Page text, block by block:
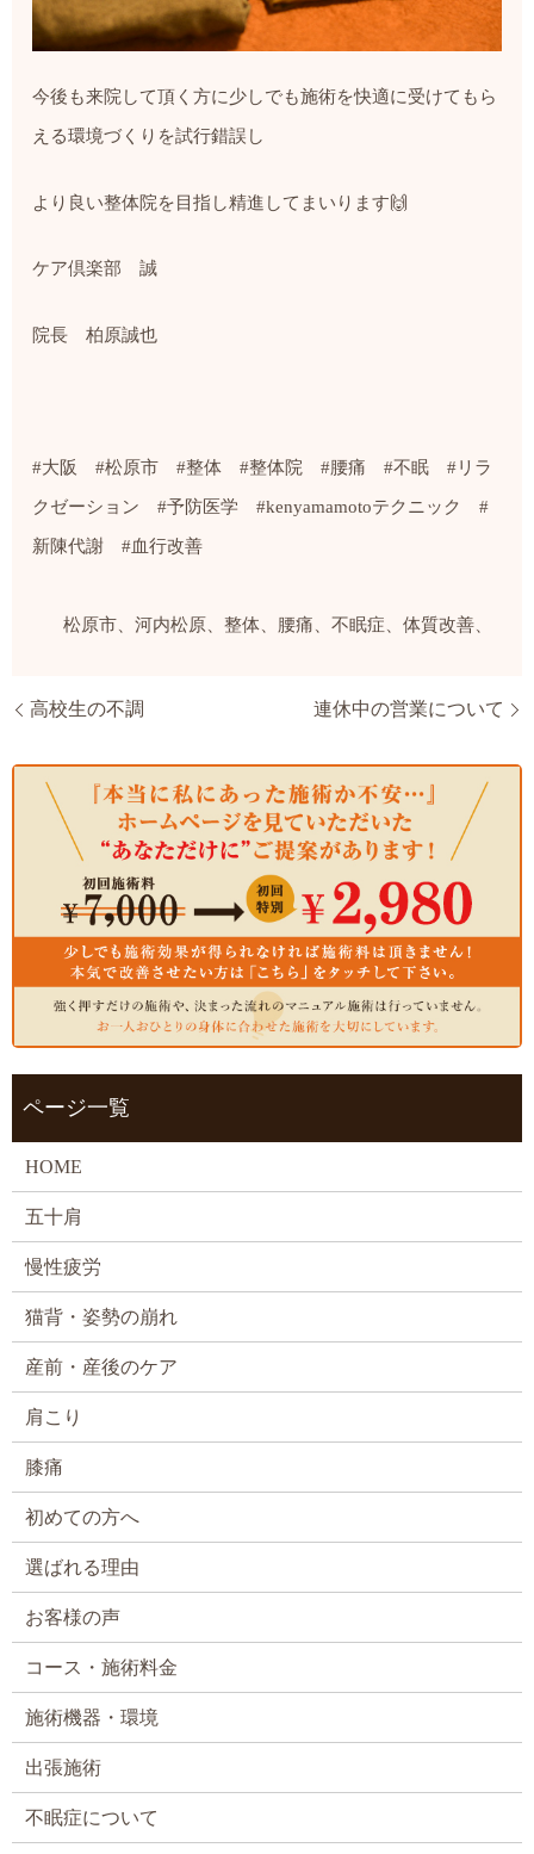
今後も来院して頂く方に少しでも施術を快適に受けてもら
える環境づくりを試行錯誤し
より良い整体院を目指し精進してまいります🙌
ケア倶楽部 誠
院長 柏原誠也
‪#大阪#松原市#整体#整体院#腰痛#不眠#リラ
クゼーション#予防医学#kenyamamotoテクニック#
新陳代謝#血行改善
松原市、河内松原、整体、腰痛、不眠症、体質改善、
高校生の不調 連休中の営業について
ページ一覧
HOME
五十肩
慢性疲労
猫背・姿勢の崩れ
産前・産後のケア
肩こり
膝痛
初めての方へ
選ばれる理由
お客様の声
コース・施術料金
施術機器・環境
出張施術
不眠症について